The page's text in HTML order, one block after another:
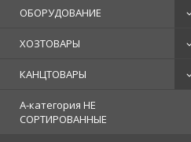
ОБОРУДОВАНИЕ
ХОЗТОВАРЫ
КАНЦТОВАРЫ
A-категория НЕ
СОРТИРОВАННЫЕ